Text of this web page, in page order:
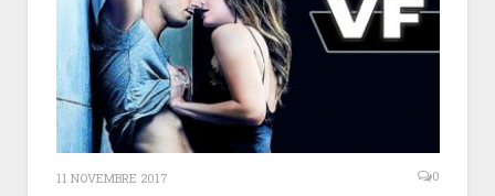
11 NOVEMBRE 2017 0